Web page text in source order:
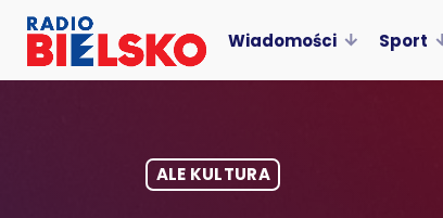
Wiadomości Sport
ALE KULTURA